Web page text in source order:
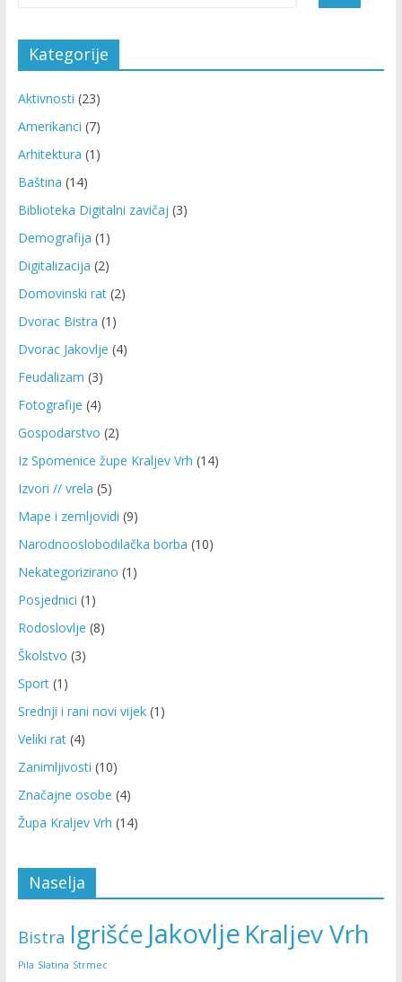
Kategorije
Aktivnosti (23)
Amerikanci (7)
Arhitektura (1)
Baština (14)
Biblioteka Digitalni zavičaj (3)
Demografija (1)
Digitalizacija (2)
Domovinski rat(2)
Dvorac Bistra (1)
Dvorac Jakovlje (4)
Feudalizam (3)
Fotografije (4)
Gospodarstvo (2)
Iz Spomenice župe Kraljev Vrh (14)
Izvori // vrela (5)
Mape i zemljovidi (9)
Narodnooslobodilačka borba (10)
Nekategorizirano (1)
Posjednici (1)
Rodoslovlje (8)
Školstvo (3)
Sport(1)
Srednji i rani novi vijek(1)
Veliki rat(4)
Zanimljivosti (10)
Značajne osobe (4)
Župa Kraljev Vrh (14)
Naselja
Bistra Igrišće Jakovlje Kraljev Vrh
Pila Slatina Strmec